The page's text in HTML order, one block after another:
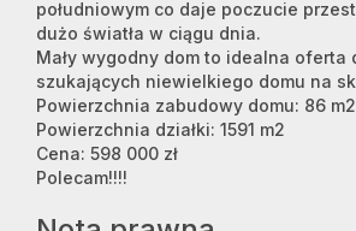
południowym co daje poczucie
dużo światła w ciągu dnia.
Mały wygodny dom to idealna oferta
szukających niewielkiego domu na
Powierzchnia zabudowy domu: 86 m2
Powierzchnia działki: 1591 m2
Cena: 598 000 zł
Polecam!!!!